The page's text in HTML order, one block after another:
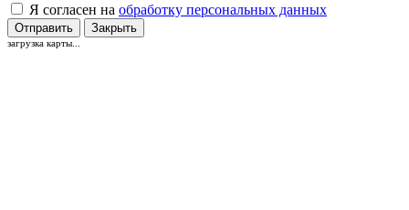
Я согласен на обработку персональных данных
Отправить Закрыть
загрузка карты...